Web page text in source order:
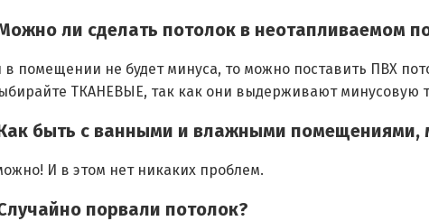
ли сделать потолок в неотапливаемом
в помещении не будет минуса, то можно поставить ПВХ
ТКАНЕВЫЕ, так как они выдерживают минусовую
быть с ванными и влажными помещениями,
И в этом нет никаких проблем.
порвали потолок?